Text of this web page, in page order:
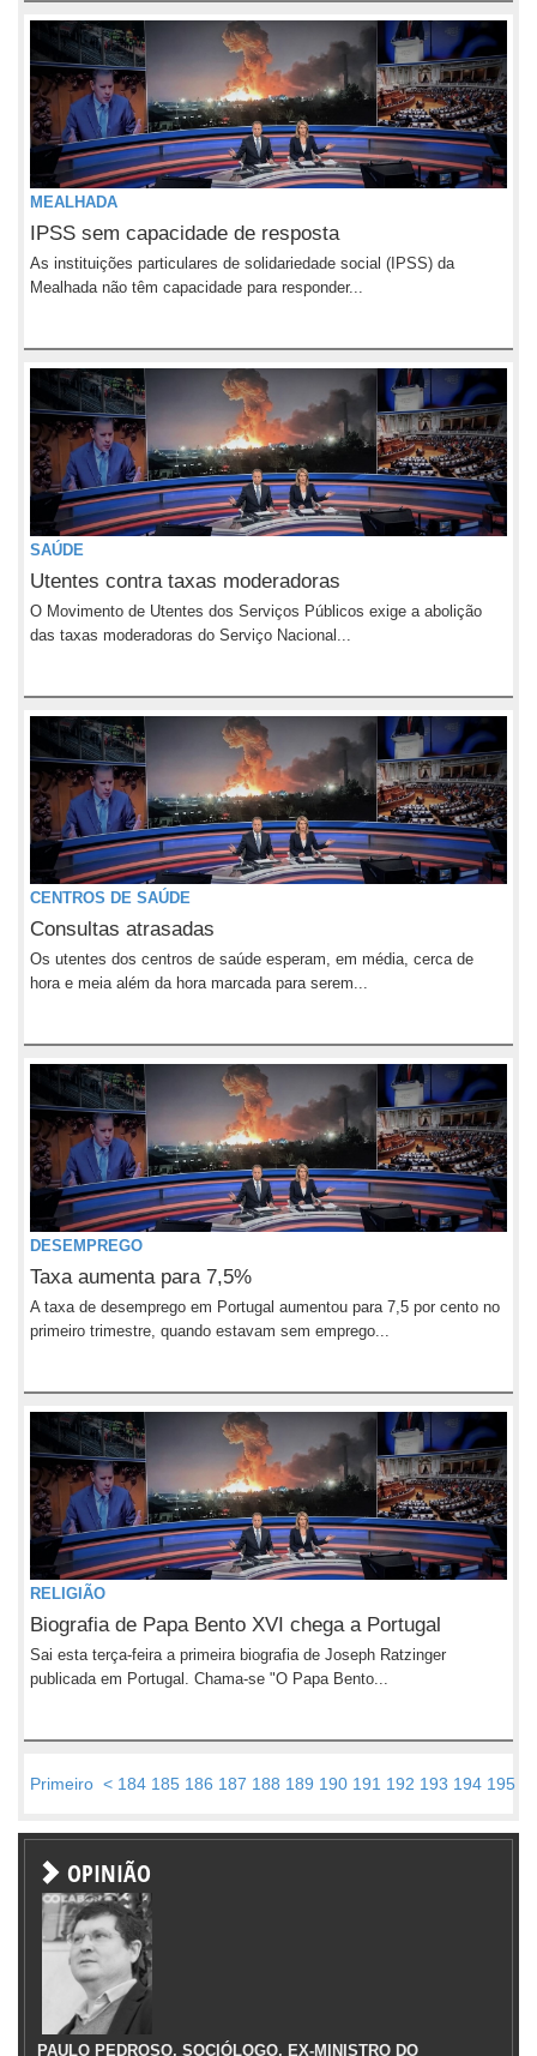
MEALHADA
IPSS sem capacidade de resposta
As instituições particulares de solidariedade social (IPSS) da
Mealhada não têm capacidade para responder...
SAÚDE
Utentes contra taxas moderadoras
O Movimento de Utentes dos Serviços Públicos exige a abolição
das taxas moderadoras do Serviço Nacional...
CENTROS DE SAÚDE
Consultas atrasadas
Os utentes dos centros de saúde esperam, em média, cerca de
hora e meia além da hora marcada para serem...
DESEMPREGO
Taxa aumenta para 7,5%
A taxa de desemprego em Portugal aumentou para 7,5 por cento no
primeiro trimestre, quando estavam sem emprego...
RELIGIÃO
Biografia de Papa Bento XVI chega a Portugal
Sai esta terça-feira a primeira biografia de Joseph Ratzinger
publicada em Portugal. Chama-se "O Papa Bento...
Primeiro < 184 185 186 187 188 189 190 191 192 193 194 195
OPINIÃO
PAULO PEDROSO, SOCIÓLOGO, EX-MINISTRO DO